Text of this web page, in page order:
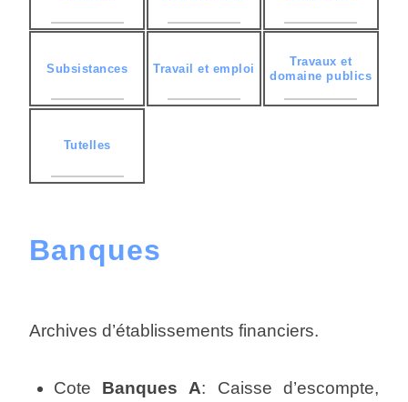
Subsistances Travail et emploi
Travaux et
domaine publics
Tutelles
Banques
Archives d’établissements financiers.
Cote Banques A: Caisse d’escompte,